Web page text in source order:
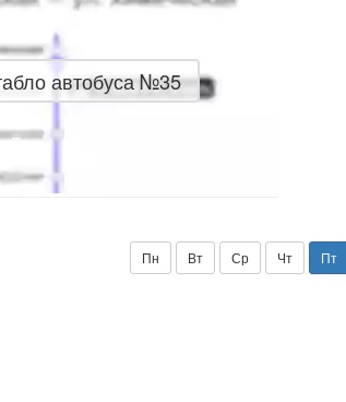
автобуса №35
Пн Вт Ср Чт Пт